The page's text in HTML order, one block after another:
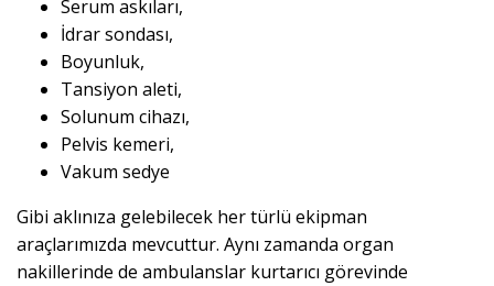
Serum askıları,
İdrar sondası,
Boyunluk,
Tansiyon aleti,
Solunum cihazı,
Pelvis kemeri,
Vakum sedye
Gibi aklınıza gelebilecek her türlü ekipman
araçlarımızda mevcuttur. Aynı zamanda organ
nakillerinde de ambulanslar kurtarıcı görevinde